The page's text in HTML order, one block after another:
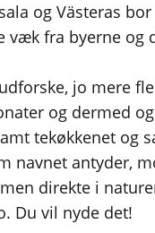
og Västeras
væk fra byerne
jo mere
og dermed
tekøkkenet
navnet antyder,
direkte i
Du vil nyde det!